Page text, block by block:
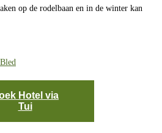
op de rodelbaan en in de winter kan
Hotel via
Tui